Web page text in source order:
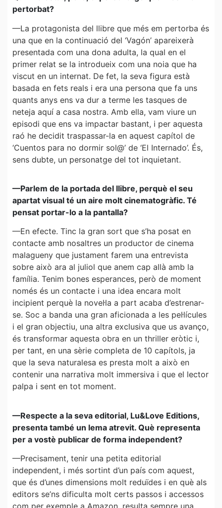
pertorbat?
—La protagonista del llibre que més em pertorba és
una que en la continuació del ‘Vagón’ apareixerà
presentada com una dona adulta, la qual en el
primer relat se la introdueix com una noia que ha
viscut en un internat. De fet, la seva figura està
basada en fets reals i era una persona que fa uns
quants anys ens va dur a terme les tasques de
neteja aquí a casa nostra. Amb ella, vam viure un
episodi que ens va impactar bastant, i per aquesta
raó he decidit traspassar-la en aquest capítol de
‘Cuentos para no dormir sol@’ de ‘El Internado’. És,
sens dubte, un personatge del tot inquietant.
—Parlem de la portada del llibre, perquè el seu
apartat visual té un aire molt cinematogràfic. Té
pensat portar-lo a la pantalla?
—En efecte. Tinc la gran sort que s’ha posat en
contacte amb nosaltres un productor de cinema
malagueny que justament farem una entrevista
sobre això ara al juliol que anem cap allà amb la
família. Tenim bones esperances, però de moment
només és un contacte i una idea encara molt
incipient perquè la novel·la a part acaba d’estrenar-
se. Soc a banda una gran aficionada a les pel·lícules
i el gran objectiu, una altra exclusiva que us avanço,
és transformar aquesta obra en un thriller eròtic i,
per tant, en una sèrie completa de 10 capítols, ja
que la seva naturalesa es presta molt a això en
contenir una narrativa molt immersiva i que el lector
palpa i sent en tot moment.
—Respecte a la seva editorial, Lu&Love Editions,
presenta també un lema atrevit. Què representa
per a vostè publicar de forma independent?
—Precisament, tenir una petita editorial
independent, i més sortint d’un país com aquest,
que és d’unes dimensions molt reduïdes i en què als
editors se’ns dificulta molt certs passos i accessos